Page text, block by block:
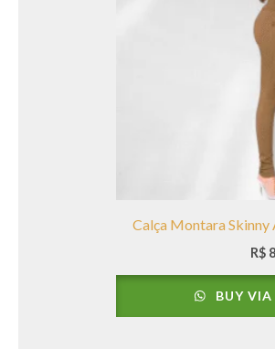
Calça Montara
R$
BUY